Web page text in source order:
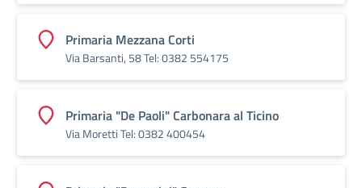
Primaria Mezzana Corti
Via Barsanti, 58 Tel: 0382 554175
Primaria "De Paoli" Carbonara al Ticino
Via Moretti Tel: 0382 400454